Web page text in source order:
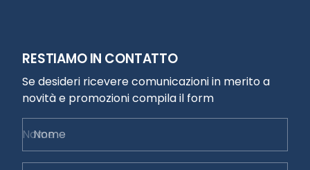
RESTIAMO IN CONTATTO
Se desideri ricevere comunicazioni in merito a
novità e promozioni compila il form
Nome